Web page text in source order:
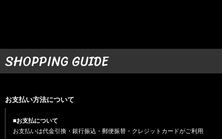
SHOPPING GUIDE
お支払い方法について
■お支払について
お支払いは代金引換・銀行振込・郵便振替・クレジットカードがご利用